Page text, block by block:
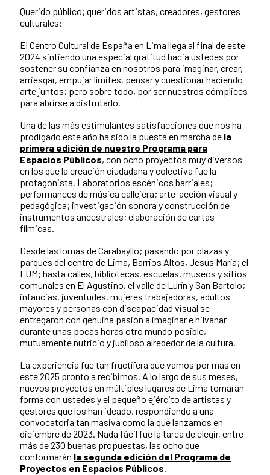
Querido público; queridos artistas, creadores, gestores
culturales:
El Centro Cultural de España en Lima llega al final de este
2024 sintiendo una especial gratitud hacia ustedes por
sostener su confianza en nosotros para imaginar, crear,
arriesgar, empujar límites, pensar y cuestionar haciendo
arte juntos; pero sobre todo, por ser nuestros cómplices
para abrirse a disfrutarlo.
Una de las más estimulantes satisfacciones que nos ha
prodigado este año ha sido la puesta en marcha de la
primera edición de nuestro Programa para
Espacios Públicos, con ocho proyectos muy diversos
en los que la creación ciudadana y colectiva fue la
protagonista. Laboratorios escénicos barriales;
performances de música callejera; arte-acción visual y
pedagógica; investigación sonora y construcción de
instrumentos ancestrales; elaboración de cartas
fílmicas.
Desde las lomas de Carabayllo; pasando por plazas y
parques del centro de Lima, Barrios Altos, Jesús María; el
LUM; hasta calles, bibliotecas, escuelas, museos y sitios
comunales en El Agustino, el valle de Lurín y San Bartolo;
infancias, juventudes, mujeres trabajadoras, adultos
mayores y personas con discapacidad visual se
entregaron con genuina pasión a imaginar e hilvanar
durante unas pocas horas otro mundo posible,
mutuamente nutricio y jubiloso alrededor de la cultura.
La experiencia fue tan fructífera que vamos por más en
este 2025 pronto a recibirnos. A lo largo de sus meses,
nuevos proyectos en múltiples lugares de Lima tomarán
forma con ustedes y el pequeño ejército de artistas y
gestores que los han ideado, respondiendo a una
convocatoria tan masiva como la que lanzamos en
diciembre de 2023. Nada fácil fue la tarea de elegir, entre
más de 230 buenas propuestas, las ocho que
conformarán la segunda edición del Programa de
Proyectos en Espacios Públicos.